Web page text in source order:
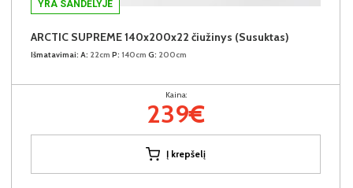
YRA SANDĖLYJE
ARCTIC SUPREME 140x200x22 čiužinys (Susuktas)
Išmatavimai: A: 22cm P: 140cm G: 200cm
Kaina:
239€
Į krepšelį